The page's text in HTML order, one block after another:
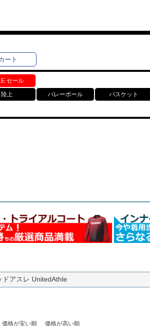
ート
セール
陸上 バレーボール バスケット
ドアスレ UnitedAthle
価格が安い順 価格が高い順